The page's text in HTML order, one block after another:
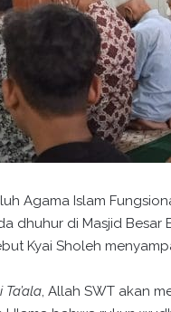
Agama Islam
dhuhur di Masjid Besar
Kyai Sholeh
, Allah SWT akan